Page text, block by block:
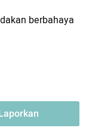
berbahaya